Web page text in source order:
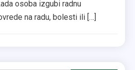
osoba izgubi radnu
na radu, bolesti ili […]